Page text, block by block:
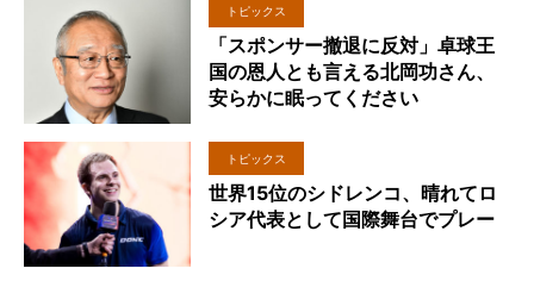
トピックス
「スポンサー撤退に反対」卓球王
国の恩人とも言える北岡功さん、
安らかに眠ってください
トピックス
世界15位のシドレンコ、晴れてロ
シア代表として国際舞台でプレー